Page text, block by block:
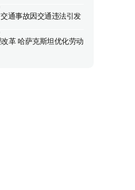
通事故因交通违法引发
革 哈萨克斯坦优化劳动